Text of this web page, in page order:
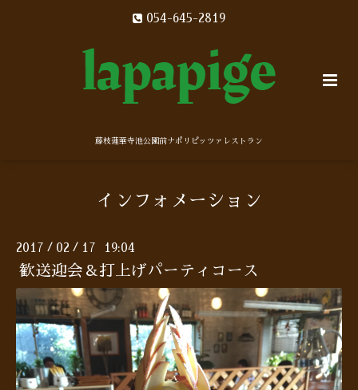
054-645-2819
藤枝蓮華寺池公園前ナポリピッツァレストラン
インフォメーション
2017 / 02 / 17 19:04
歓送迎会＆打上げパーティコース